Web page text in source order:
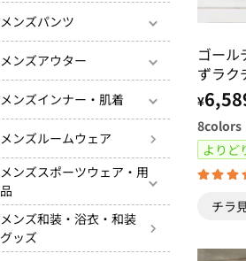
メンズパンツ
メンズアウター
メンズインナー・肌着
メンズルームウェア
メンズスポーツウェア・用
品
メンズ和装・浴衣・和装
グッズ
ゴー
ずラク
ォーキ
¥
8colors
よりど
チラ